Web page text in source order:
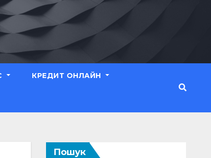
КРЕДИТ ОНЛАЙН
Пошук